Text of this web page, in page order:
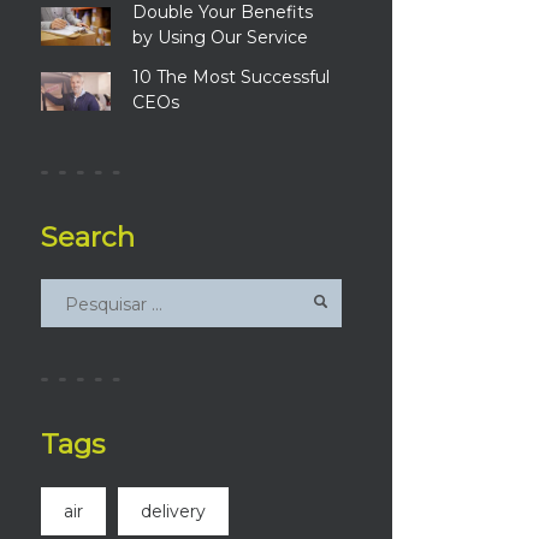
Double Your Benefits
by Using Our Service
10 The Most Successful
CEOs
Search
Tags
air delivery